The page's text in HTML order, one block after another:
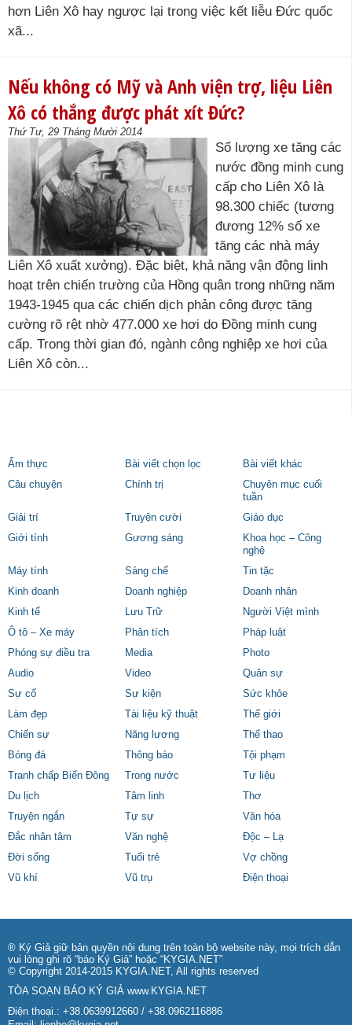
hơn Liên Xô hay ngược lại trong việc kết liễu Đức quốc
xã...
Nếu không có Mỹ và Anh viện trợ, liệu Liên
Xô có thắng được phát xít Đức?
Thứ Tư, 29 Tháng Mười 2014
Số lượng xe tăng các
nước đồng minh cung
cấp cho Liên Xô là
98.300 chiếc (tương
đương 12% số xe
tăng các nhà máy
Liên Xô xuất xưởng). Đặc biệt, khả năng vận động linh
hoạt trên chiến trường của Hồng quân trong những năm
1943-1945 qua các chiến dịch phản công được tăng
cường rõ rệt nhờ 477.000 xe hơi do Đồng minh cung
cấp. Trong thời gian đó, ngành công nghiệp xe hơi của
Liên Xô còn...
Ẩm thực Bài viết chọn lọc
Bài viết khác
Câu chuyện
Chính trị
Chuyên mục cuối
tuần
Giải trí
Truyện cười
Giáo dục
Giới tính
Gương sáng
Khoa học – Công
nghệ
Máy tính
Sáng chế
Tin tặc
Kinh doanh
Doanh nghiệp
Doanh nhân
Kinh tế
Lưu Trữ
Người Việt mình
Ô tô – Xe máy
Phân tích
Pháp luật
Phóng sự điều tra
Media
Photo
Audio
Video
Quân sự
Sự cố
Sự kiện
Sức khỏe
Làm đẹp
Tài liệu kỹ thuật
Thế giới
Chiến sự
Năng lượng
Thể thao
Bóng đá
Thông báo
Tội phạm
Tranh chấp Biển Đông
Trong nước
Tư liệu
Du lịch
Tâm linh
Thơ
Truyện ngắn
Tự sự
Văn hóa
Đắc nhân tâm
Văn nghệ
Độc – Lạ
Đời sống
Tuổi trẻ
Vợ chồng
Vũ khí
Vũ trụ Điện thoại
® Ký Giả giữ bản quyền nội dung trên toàn bộ website này, mọi trích dẫn
vui lòng ghi rõ “báo Ký Giả” hoặc “KYGIA.NET”
© Copyright 2014-2015 KYGIA.NET, All rights reserved
TÒA SOẠN BÁO KÝ GIẢ www.KYGIA.NET
Điện thoại.: +38.0639912660 / +38.0962116886